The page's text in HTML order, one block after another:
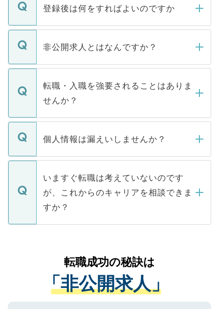
登録後は何をすればよいのですか
ご登録いただきましたら、弊社担当者がご
登録内容を確認し、その後メールもしくは
ます。通常、5営業日以内にはご連絡をせて
いただきますので、しばらくお待ちくださ
非公開求人とはなんですか？
マイナビDOCTORで取り扱っている求人の
うち約3割は、Webサイトからご覧いただ
けない「非公開求人」です。非公開求人は
下記の理由によって、一般には公開してい
ません。
■応募殺到を避けるため 人気のある医療機
関を公にしてしまうと、応募が殺到する場
に、医療機関が求める条件に合った人材の
みを人材紹介会社に依頼するケースが増え
ています。
転職・入職を強要されることはありま
せんか？
転職・入職を強要することは一切ありませ
ん。また、仮に応募先から内定をいただい
定を承諾する必要はありません。内定先へ
の辞退の連絡はキャリアパートナーが行い
個人情報は漏えいしませんか？
個人情報が漏えいすることはありませんの
で、ご安心ください。当サイトからの登録
などで収集したご登録者様の個人情報は、
ご本人のキャリアアップおよび転職活動の
支援を目的に使用いたします。お預かりし
ているすべての個人データはご本人の許可
は、個人情報の取り扱いについての厳密な
管理基準を満たした事業者のみに付与され
る、プライバシーマークを取得済みです。
いますぐ転職は考えていないのです
が、これからのキャリアを相談できま
すか？
かがいして、現在の医療機関の状況や紹介
経験をまじえながら、適切なアドバイスを
させていただきます。すぐにご転職をされ
ない方には、長期的なサポートが可能です
ので、まずはご登録ください。
転職成功の秘訣は
「非公開求人」